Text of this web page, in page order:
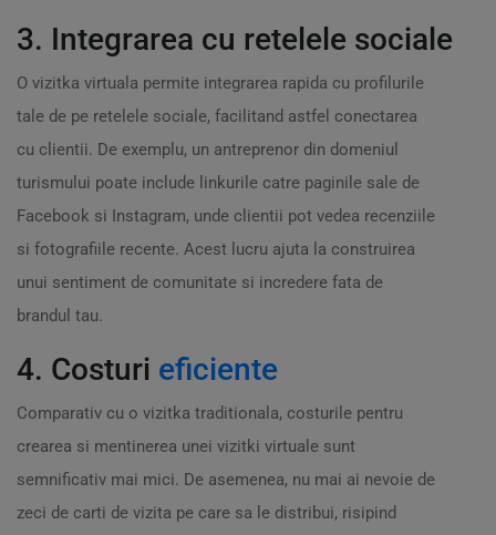
3. Integrarea cu retelele sociale
O vizitka virtuala permite integrarea rapida cu profilurile
tale de pe retelele sociale, facilitand astfel conectarea
cu clientii. De exemplu, un antreprenor din domeniul
turismului poate include linkurile catre paginile sale de
Facebook si Instagram, unde clientii pot vedea recenziile
si fotografiile recente. Acest lucru ajuta la construirea
unui sentiment de comunitate si incredere fata de
brandul tau.
4. Costuri eficiente
Comparativ cu o vizitka traditionala, costurile pentru
crearea si mentinerea unei vizitki virtuale sunt
semnificativ mai mici. De asemenea, nu mai ai nevoie de
zeci de carti de vizita pe care sa le distribui, risipind